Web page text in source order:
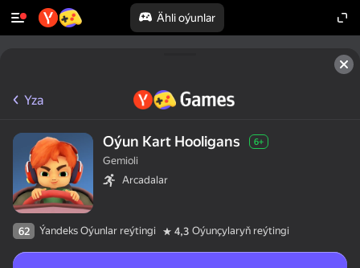
Ähli oýunlar
Yza
Oýun Kart Hooligans 6+
Gemioli
Arcadalar
62 Ýandeks Oýunlar reýtingi 4,3 Oýunçylaryň reýtingi